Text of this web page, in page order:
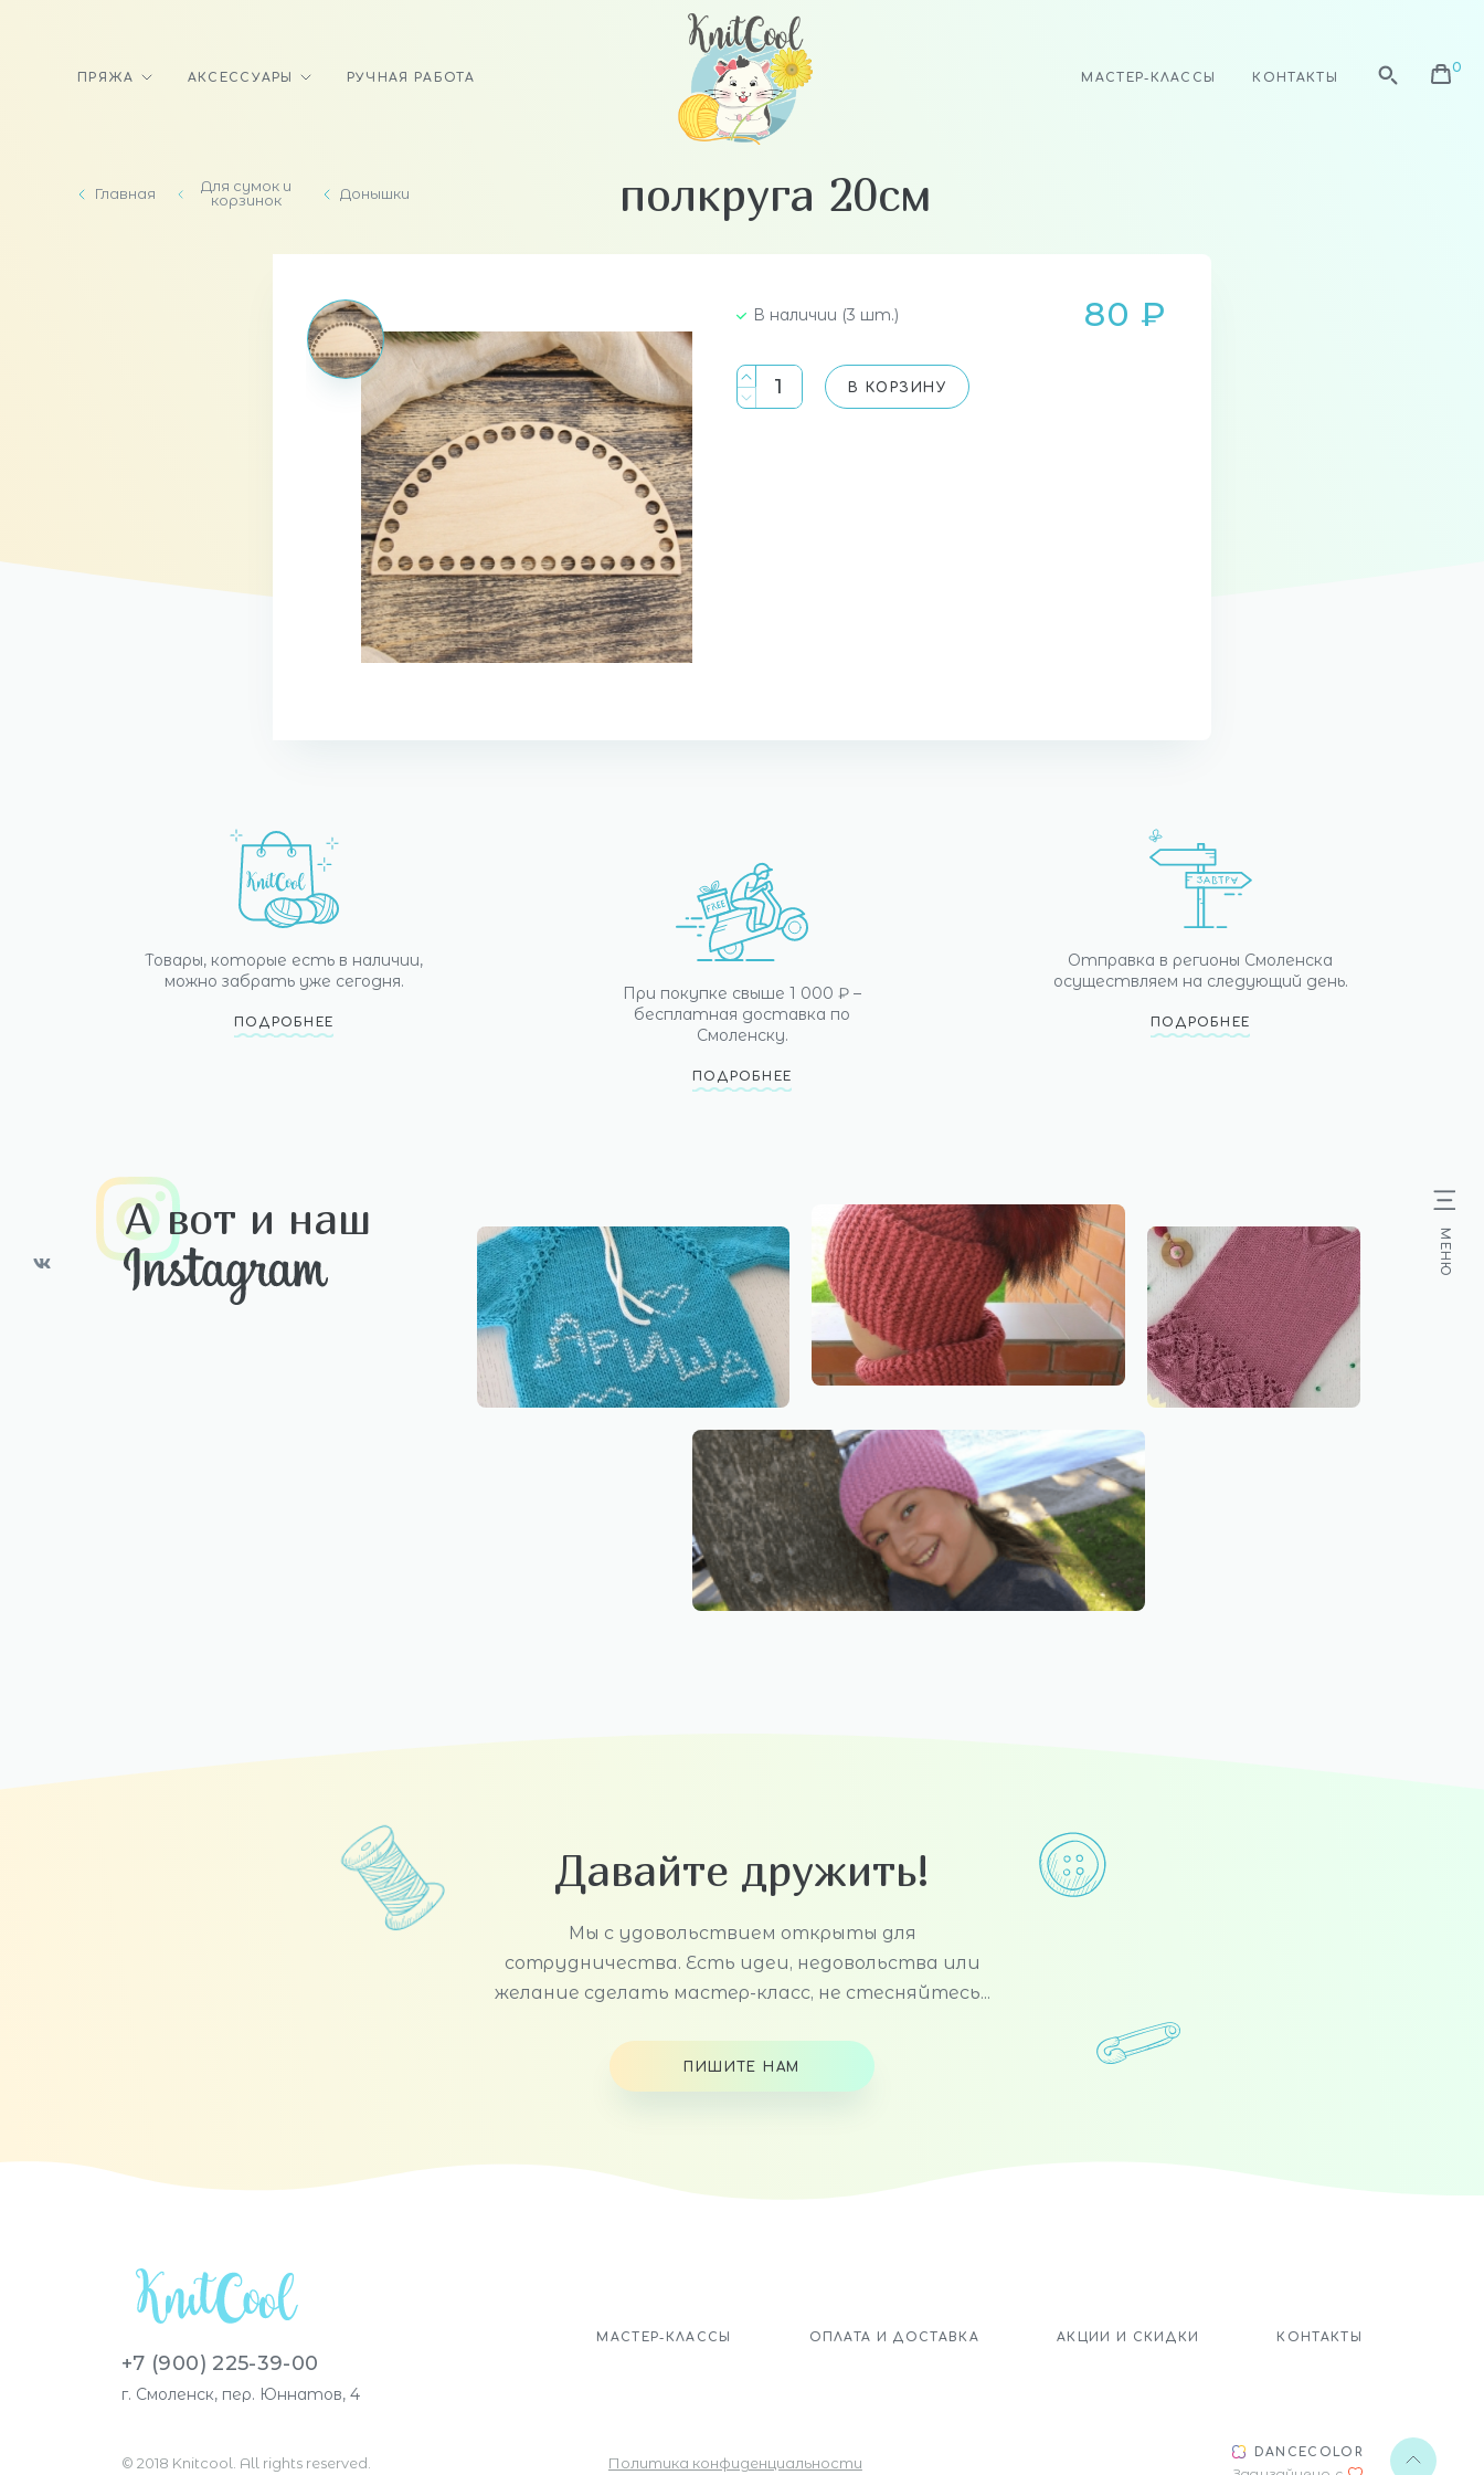
ПРЯЖА АКСЕССУАРЫ РУЧНАЯ РАБОТА МАСТЕР-КЛАССЫ КОНТАКТЫ
МЕНЮ
Главная
Для сумок и
корзинок
Донышки полкруга 20см
В наличии (3 шт.) 80 ₽
В КОРЗИНУ
Товары, которые есть в наличии,
можно забрать уже сегодня.
ПОДРОБНЕЕ
При покупке свыше 1 000 ₽ –
бесплатная доставка по
Смоленску.
ПОДРОБНЕЕ
Отправка в регионы Смоленска
осуществляем на следующий день.
ПОДРОБНЕЕ
А вот и наш
Давайте дружить!
Мы с удовольствием открыты для
сотрудничества. Есть идеи, недовольства или
желание сделать мастер-класс, не стесняйтесь...
ПИШИТЕ НАМ
+7 (900) 225-39-00
г. Смоленск, пер. Юннатов, 4
МАСТЕР-КЛАССЫ ОПЛАТА И ДОСТАВКА АКЦИИ И СКИДКИ КОНТАКТЫ
© 2018 Knitcool. All rights reserved. Политика конфиденциальности
DANCECOLOR